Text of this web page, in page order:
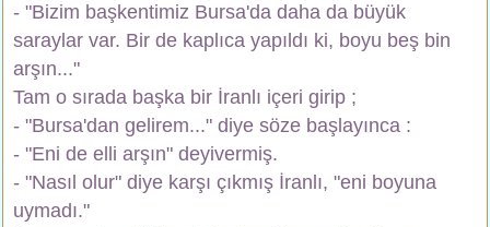
- "Bizim başkentimiz Bursa'da daha da büyük
saraylar var. Bir de kaplıca yapıldı ki, boyu beş bin
arşın..."
Tam o sırada başka bir İranlı içeri girip ;
- "Bursa'dan gelirem..." diye söze başlayınca :
- "Eni de elli arşın" deyivermiş.
- "Nasıl olur" diye karşı çıkmış İranlı, "eni boyuna
uymadı."